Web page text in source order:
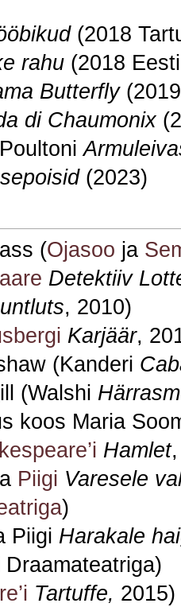
(2018
rahu (2018
Butterfly
di Chaumonix
(2023)
(Ojasoo ja
Detektiiv
, 2010)
Karjäär,
(Kanderi
(Walshi
koos Maria
Hamlet
Piigi Varesele
)
Piigi Harakale
Tartuffe, 2015)